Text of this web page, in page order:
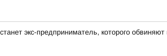
экс-предприниматель, которого